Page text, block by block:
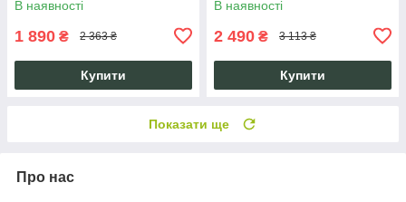
В наявності
1 890 ₴ 2 363 ₴
Купити
В наявності
2 490 ₴ 3 113 ₴
Купити
Показати ще
Про нас